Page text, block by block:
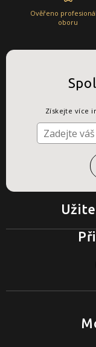
Ověřeno
oboru
Získejte více